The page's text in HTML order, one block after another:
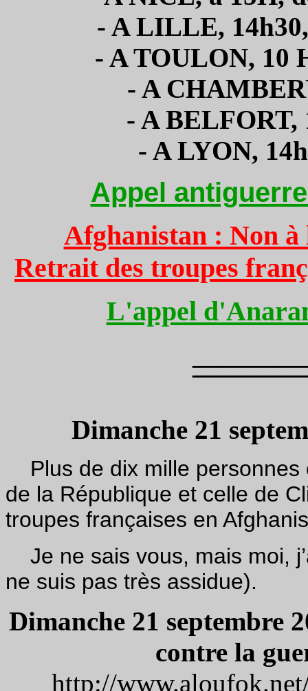
- A LILLE,
- A TOULON, 10
- A
- A BELFORT,
- A LYON,
Appel
Afghanistan : Non
Retrait des troupes
L'appel
Dimanche 21
Plus de dix mille personnes
de la République et celle de
troupes françaises en
Je ne sais vous, mais moi,
ne suis pas très assidue).
Dimanche 21 septembre
contre la
http://